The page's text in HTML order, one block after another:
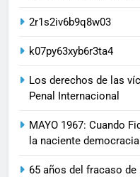
2r1s2iv6b9q8w03
k07py63xyb6r3ta4
Los derechos de las
Penal Internacional
MAYO 1967: Cuando
la naciente
65 años del fracaso